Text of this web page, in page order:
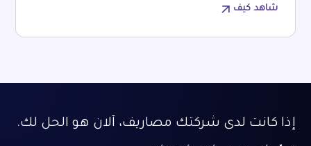
شاهد كيف
إذا كانت لدى شركتك مصاريف، آلان هو الحل لك.